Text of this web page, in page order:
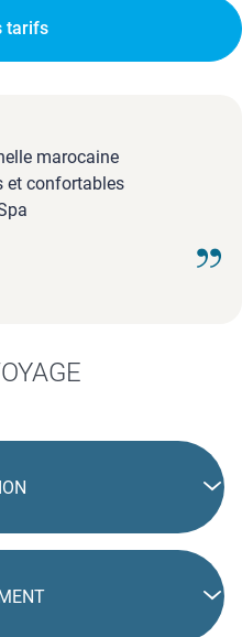
tarifs
marocaine
et confortables